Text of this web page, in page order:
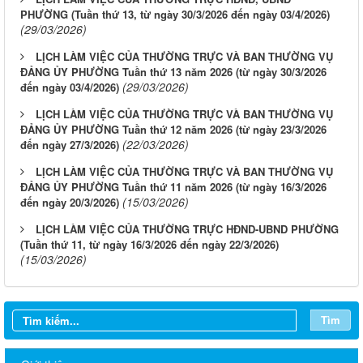
PHƯỜNG (Tuần thứ 13, từ ngày 30/3/2026 đến ngày 03/4/2026)
(29/03/2026)
LỊCH LÀM VIỆC CỦA THƯỜNG TRỰC VÀ BAN THƯỜNG VỤ
ĐẢNG ỦY PHƯỜNG Tuần thứ 13 năm 2026 (từ ngày 30/3/2026
đến ngày 03/4/2026) (29/03/2026)
LỊCH LÀM VIỆC CỦA THƯỜNG TRỰC VÀ BAN THƯỜNG VỤ
ĐẢNG ỦY PHƯỜNG Tuần thứ 12 năm 2026 (từ ngày 23/3/2026
đến ngày 27/3/2026) (22/03/2026)
LỊCH LÀM VIỆC CỦA THƯỜNG TRỰC VÀ BAN THƯỜNG VỤ
ĐẢNG ỦY PHƯỜNG Tuần thứ 11 năm 2026 (từ ngày 16/3/2026
đến ngày 20/3/2026) (15/03/2026)
LỊCH LÀM VIỆC CỦA THƯỜNG TRỰC HĐND-UBND PHƯỜNG
(Tuần thứ 11, từ ngày 16/3/2026 đến ngày 22/3/2026)
(15/03/2026)
Tìm